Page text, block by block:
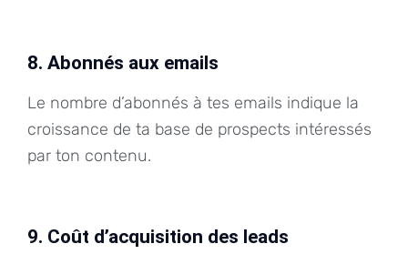
8. Abonnés aux emails
Le nombre d’abonnés à tes emails indique la
croissance de ta base de prospects intéressés
par ton contenu.
9. Coût d’acquisition des leads